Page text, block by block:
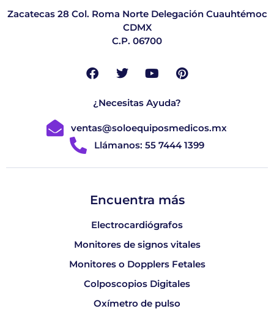
Zacatecas 28 Col. Roma Norte Delegación Cuauhtémoc
CDMX
C.P. 06700
¿Necesitas Ayuda?
ventas@soloequiposmedicos.mx
Llámanos: 55 7444 1399
Encuentra más
Electrocardiógrafos
Monitores de signos vitales
Monitores o Dopplers Fetales
Colposcopios Digitales
Oxímetro de pulso